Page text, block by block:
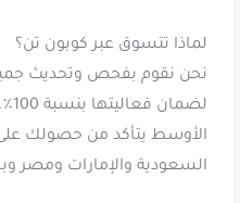
نحن نقوم بفحص وتحديث
الأوسط يتأكد من حصولك
السعودية والإمارات ومصر